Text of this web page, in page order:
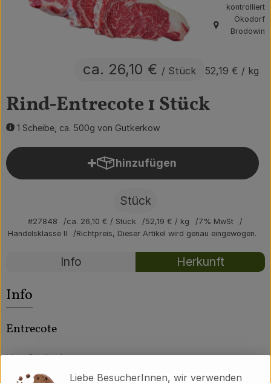
Obst & Gemüse
Vorratskammer
Frühstück
Süßes & Salziges
Haushalt
Brodowin besuchen
Community
Rind-Entrecote 1 Stück
1 Scheibe, ca. 500g von Gutkerkow
ca. 26,10 € / Stück 52,19 € / kg
kontrolliert
, Herkunft:
Ökodorf
Brodowin
hinzufügen
Produkt zum Warenkorb
Stück
#27848 ca. 26,10 €/ Stück 52,19 €/ kg
7% MwSt
Handelsklasse II
Richtpreis, Dieser Artikel wird genau eingewogen.
Rezepte
Info Herkunft
Info
Entrecote
Von Gutkerkow
Liebe BesucherInnen, wir verwenden